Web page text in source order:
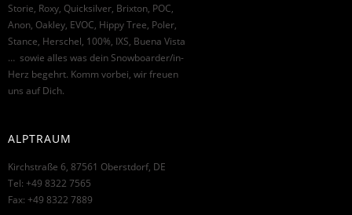
Storie, Roxy, Quicksilver, Brixton, POC,
Anon, Oakley, EVOC, Hippy Tree, Poler,
Stance, Herschel, 100%, IXS, Buena Vista
… sowie alles was dein Snowboarder/in-
Herz begehrt. Komm vorbei, wir freuen
uns auf Dich.
ALPTRAUM
Kirchstraße 6, 87561 Oberstdorf, DE
Tel: +49 8322 7565
Fax: +49 8322 7889